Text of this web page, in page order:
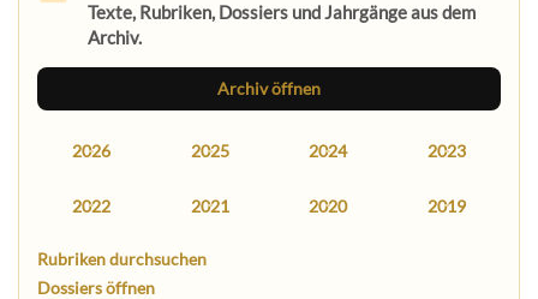
Texte, Rubriken, Dossiers und Jahrgänge aus dem
Archiv.
Archiv öffnen
2026 2025 2024 2023
2022 2021 2020 2019
Rubriken durchsuchen
Dossiers öffnen